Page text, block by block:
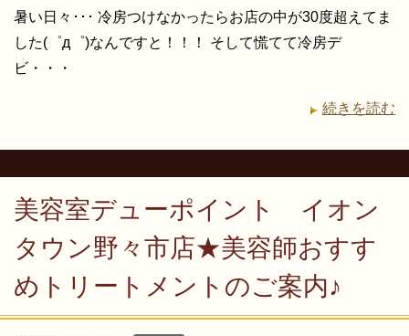
暑い日々･･･ 冷房つけなかったらお店の中が30度超えてま
した(゜д゜)なんですと！！！ そして慌てて冷房デ
ビ・・・
続きを読む
美容室デューポイント イオン
タウン野々市店★美容師おすす
めトリートメントのご案内♪